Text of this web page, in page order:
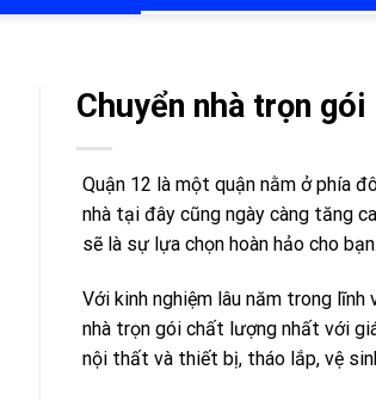
Chuyển nhà trọn
Quận 12 là một quận nằm ở phía
nhà tại đây cũng ngày càng tăng
sẽ là sự lựa chọn hoàn hảo cho bạn.
Với kinh nghiệm lâu năm trong lĩnh
nhà trọn gói chất lượng nhất với
nội thất và thiết bị, tháo lắp, vệ